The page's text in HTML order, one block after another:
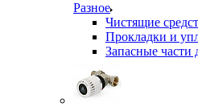
Разное
Чистящие
Прокладки и
Запасные части